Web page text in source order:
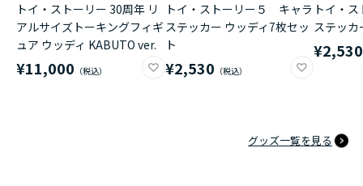
トイ・ストーリー 30周年 リ
アルサイズトーキングフィギ
ュア ウッディ KABUTO ver.
¥11,000
トイ・ストーリー５ キャラ
ステッカー ウッディ7枚セッ
ト
¥2,530
トイ・
ステッカ
¥2,530
グッズ一覧を見る